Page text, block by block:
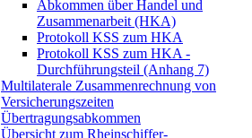
Abkommen über Handel und
Zusammenarbeit (HKA)
Protokoll KSS zum HKA
Protokoll KSS zum HKA -
Durchführungsteil (Anhang 7)
Multilaterale Zusammenrechnung von
Versicherungszeiten
Übertragungsabkommen
Übersicht zum Rheinschiffer-